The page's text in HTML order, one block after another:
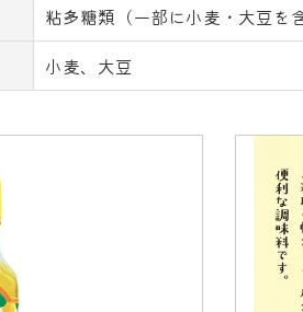
粘多糖類（一部に小麦・大豆を
小麦、大豆